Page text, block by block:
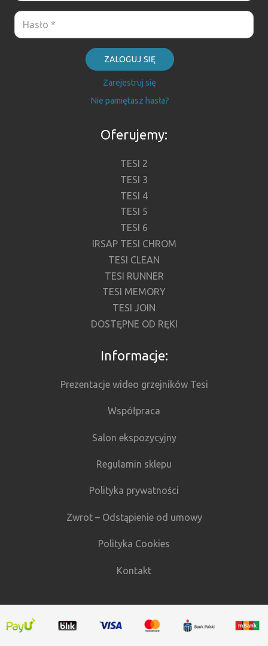
ZALOGUJ SIĘ
Zarejestruj się
Nie pamiętasz hasła?
Oferujemy:
TESI 2
TESI 3
TESI 4
TESI 5
TESI 6
IRSAP TESI CHROM
TESI CLEAN
TESI RUNNER
TESI MEMORY
TESI JOIN
DOSTĘPNE OD RĘKI
Informacje:
Prezentacje wideo grzejników Tesi
Współpraca
Salon ekspozycyjny
Regulamin sklepu
Polityka prywatności
Zwrot – Odstąpienie od umowy
Polityka Cookies
Kontakt